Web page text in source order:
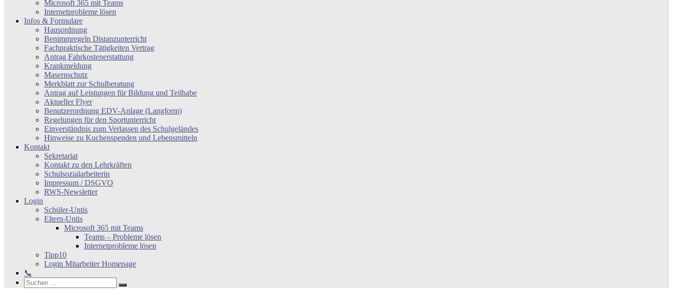
Microsoft 365 mit Teams
Internetprobleme lösen
Infos & Formulare
Hausordnung
Benimmregeln Distanzunterricht
Fachpraktische Tätigkeiten Vertrag
Antrag Fahrkostenerstattung
Krankmeldung
Masernschutz
Merkblatt zur Schulberatung
Antrag auf Leistungen für Bildung und Teilhabe
Aktueller Flyer
Benutzerordnung EDV-Anlage (Langform)
Regelungen für den Sportunterricht
Einverständnis zum Verlassen des Schulgeländes
Hinweise zu Kuchenspenden und Lebensmitteln
Kontakt
Sekretariat
Kontakt zu den Lehrkräften
Schulsozialarbeiterin
Impressum / DSGVO
RWS-Newsletter
Login
Schüler-Untis
Eltern-Untis
Microsoft 365 mit Teams
Teams – Probleme lösen
Internetprobleme lösen
Tipp10
Login Mitarbeiter Homepage
📞
Search
Suchen
nach:
Suchen